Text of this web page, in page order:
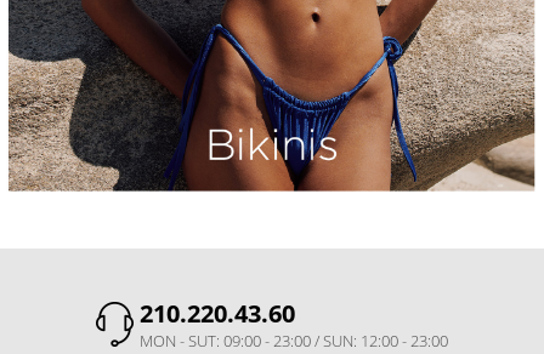
210.220.43.60
MON - SUT: 09:00 - 23:00 / SUN: 12:00 - 23:00